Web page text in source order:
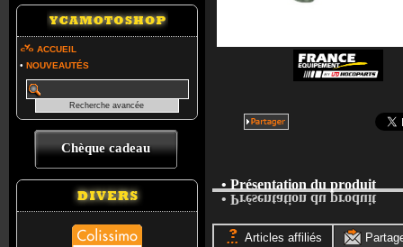
ACCUEIL
• NOUVEAUTÉS
Chèque cadeau
• Présentation du produit
• Présentation du produit
Articles affiliés